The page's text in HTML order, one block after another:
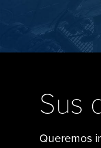
Sus
Queremos